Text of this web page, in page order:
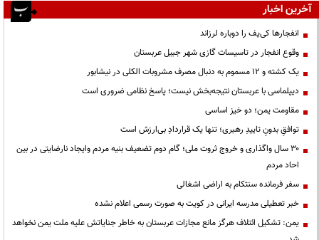
آخرین اخبار
انفجارها کی‌یف را دوباره لرزاند
وقوع انفجار در تاسیسات گازی شهر جبیل عربستان
یک کشته و ۱۲ مسموم به دنبال مصرف مشروبات الکلی در نیشابور
دیپلماسی با عربستان نتیجه‌بخش نیست؛ پاسخ نظامی ضروری است
مقاومت یمن؛ دو خیز اساسی
توافقِ بدونِ تاییدِ رهبری؛ تنها یک قراردادِ بی‌ارزش است
۳۰ سال واگذاری و خروج ثروت ملی؛ گام دوم تضعیف بنیه مردم وایجاد نارضایتی در بین
احاد مردم
سفر فرمانده سنتکام به اراضی اشغالی
خبر تعطیلی مدرسه ایرانی در کویت به صورت رسمی اعلام نشده
یمن: تشکیل ائتلاف هرگز مانع مجازات عربستان به خاطر جنایاتش علیه ملت یمن نخواهد